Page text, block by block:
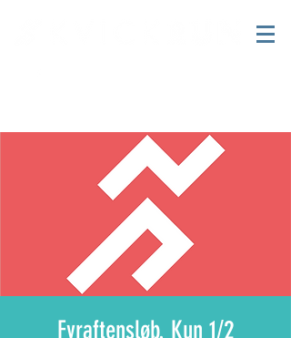
Fyraftensløb. Kun 1/2